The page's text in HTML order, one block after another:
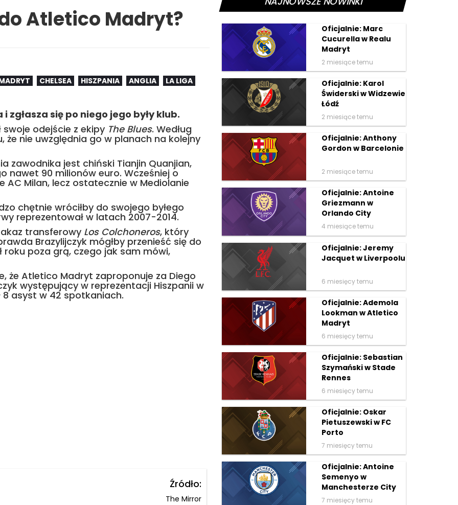
Atletico Madryt?
CHELSEA HISZPANIA ANGLIA LA LIGA
zgłasza się po niego jego były klub.
odejście z ekipy The Blues. Według
nie uwzględnia go w planach na kolejny
zawodnika jest chiński Tianjin Quanjian,
nawet 90 milionów euro. Wcześniej o
AC Milan, lecz ostatecznie w Mediolanie
chętnie wróciłby do swojego byłego
reprezentował w latach 2007-2014.
transferowy Los Colchoneros, który
Brazylijczyk mógłby przenieść się do
roku poza grą, czego jak sam mówi,
że Atletico Madryt zaproponuje za Diego
występujący w reprezentacji Hiszpanii w
8 asyst w 42 spotkaniach.
Źródło:
The Mirror
Oficjalnie: Marc
Cucurella w Realu
Madryt
2 miesiące temu
Oficjalnie: Karol
Świderski w Widzewie
Łódź
2 miesiące temu
Oficjalnie: Anthony
Gordon w Barcelonie
2 miesiące temu
Oficjalnie: Antoine
Griezmann w
Orlando City
4 miesiące temu
Oficjalnie: Jeremy
Jacquet w Liverpoolu
6 miesięcy temu
Oficjalnie: Ademola
Lookman w Atletico
Madryt
6 miesięcy temu
Oficjalnie: Sebastian
Szymański w Stade
Rennes
6 miesięcy temu
Oficjalnie: Oskar
Pietuszewski w FC
Porto
7 miesięcy temu
Oficjalnie: Antoine
Semenyo w
Manchesterze City
7 miesięcy temu